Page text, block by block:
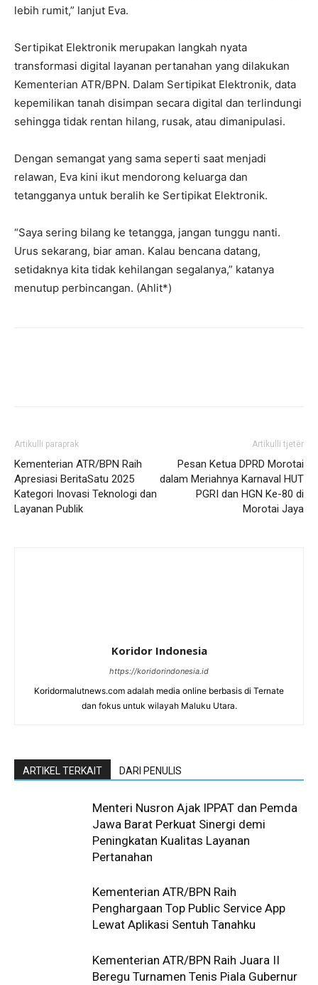
lebih rumit,” lanjut Eva.
‎Sertipikat Elektronik merupakan langkah nyata
transformasi digital layanan pertanahan yang dilakukan
Kementerian ATR/BPN. Dalam Sertipikat Elektronik, data
kepemilikan tanah disimpan secara digital dan terlindungi
sehingga tidak rentan hilang, rusak, atau dimanipulasi.
‎Dengan semangat yang sama seperti saat menjadi
relawan, Eva kini ikut mendorong keluarga dan
tetangganya untuk beralih ke Sertipikat Elektronik.
“Saya sering bilang ke tetangga, jangan tunggu nanti.
Urus sekarang, biar aman. Kalau bencana datang,
setidaknya kita tidak kehilangan segalanya,” katanya
menutup perbincangan. (Ahlit*)
Artikulli paraprak
Kementerian ATR/BPN Raih
Apresiasi BeritaSatu 2025
Kategori Inovasi Teknologi dan
Layanan Publik ‎
Artikulli tjetër
Pesan Ketua DPRD Morotai
dalam Meriahnya Karnaval HUT
PGRI dan HGN Ke-80 di
Morotai Jaya
Koridor Indonesia
https://koridorindonesia.id
Koridormalutnews.com adalah media online berbasis di Ternate
dan fokus untuk wilayah Maluku Utara.
ARTIKEL TERKAIT DARI PENULIS
Menteri Nusron Ajak IPPAT dan Pemda
Jawa Barat Perkuat Sinergi demi
Peningkatan Kualitas Layanan
Pertanahan
Kementerian ATR/BPN Raih
Penghargaan Top Public Service App
Lewat Aplikasi Sentuh Tanahku
Kementerian ATR/BPN Raih Juara II
Beregu Turnamen Tenis Piala Gubernur